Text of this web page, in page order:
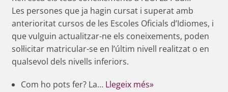
Les persones que ja hagin cursat i superat amb
anterioritat cursos de les Escoles Oficials d’Idiomes, i
que vulguin actualitzar-ne els coneixements, poden
sol·licitar matricular-se en l’últim nivell realitzat o en
qualsevol dels nivells inferiors.
Com ho pots fer? La… Llegeix més»